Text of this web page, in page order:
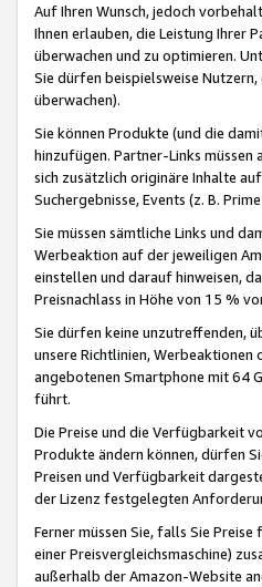
Auf Ihren Wunsch, jedoch
Ihnen erlauben, die Leistung Ihrer
überwachen und zu optimieren.
Sie dürfen beispielsweise
überwachen).
Sie können Produkte (und die
hinzufügen. Partner-Links
sich zusätzlich originäre Inhalte
Suchergebnisse, Events (z. B.
Sie müssen sämtliche Links und
Werbeaktion auf der jeweiligen
einstellen und darauf hinweisen,
Preisnachlass in Höhe von 15 %
Sie dürfen keine unzutreffenden,
unsere Richtlinien,
angebotenen Smartphone mit 64
führt.
Die Preise und die Verfügbarkeit
Produkte ändern können, dürfen
Preisen und Verfügbarkeit
der Lizenz festgelegten
Ferner müssen Sie, falls Sie
einer Preisvergleichsmaschine)
außerhalb der Amazon-Website